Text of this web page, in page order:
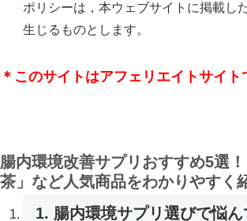
ポリシーは，本ウェブサイトに掲載し
生じるものとします。
＊このサイトはアフェリエイトサイト
腸内環境改善サプリおすすめ5選
茶」など人気商品をわかりやすく
1. 腸内環境サプリ選びで悩